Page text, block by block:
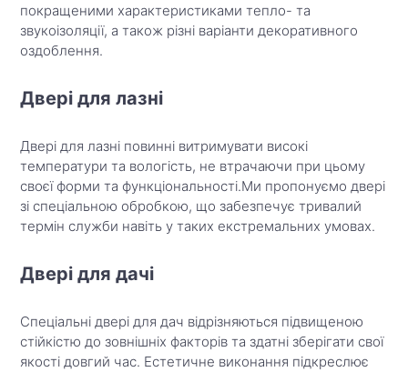
покращеними характеристиками тепло- та
звукоізоляції, а також різні варіанти декоративного
оздоблення.
Двері для лазні
Двері для лазні повинні витримувати високі
температури та вологість, не втрачаючи при цьому
своєї форми та функціональності.Ми пропонуємо двері
зі спеціальною обробкою, що забезпечує тривалий
термін служби навіть у таких екстремальних умовах.
Двері для дачі
Спеціальні двері для дач відрізняються підвищеною
стійкістю до зовнішніх факторів та здатні зберігати свої
якості довгий час. Естетичне виконання підкреслює